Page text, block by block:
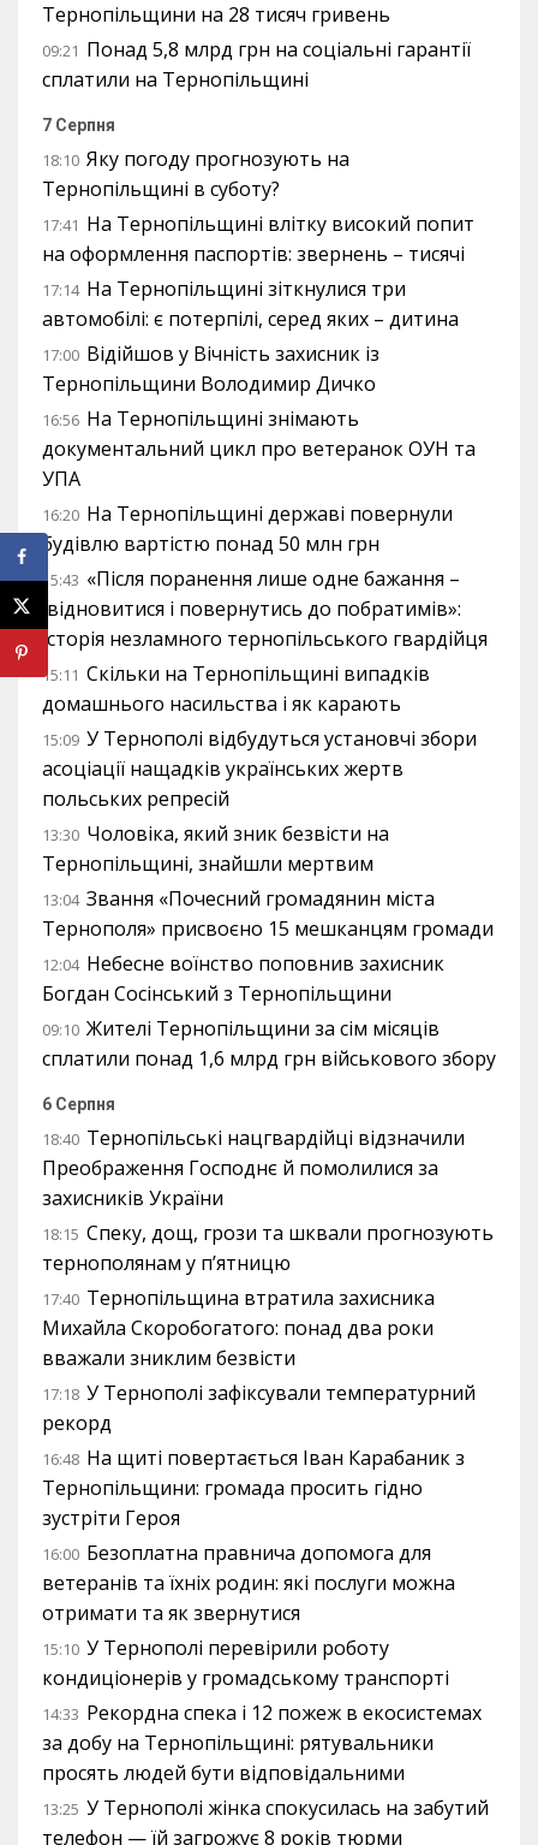
Тернопільщини на 28 тисяч гривень
09:21 Понад 5,8 млрд грн на соціальні гарантії
сплатили на Тернопільщині
7 Серпня
18:10 Яку погоду прогнозують на
Тернопільщині в суботу?
17:41 На Тернопільщині влітку високий попит
на оформлення паспортів: звернень – тисячі
17:14 На Тернопільщині зіткнулися три
автомобілі: є потерпілі, серед яких – дитина
17:00 Відійшов у Вічність захисник із
Тернопільщини Володимир Дичко
16:56 На Тернопільщині знімають
документальний цикл про ветеранок ОУН та
УПА
16:20 На Тернопільщині державі повернули
будівлю вартістю понад 50 млн грн
15:43 «Після поранення лише одне бажання –
відновитися і повернутись до побратимів»:
історія незламного тернопільського гвардійця
15:11 Скільки на Тернопільщині випадків
домашнього насильства і як карають
15:09 У Тернополі відбудуться установчі збори
асоціації нащадків українських жертв
польських репресій
13:30 Чоловіка, який зник безвісти на
Тернопільщині, знайшли мертвим
13:04 Звання «Почесний громадянин міста
Тернополя» присвоєно 15 мешканцям громади
12:04 Небесне воїнство поповнив захисник
Богдан Сосінський з Тернопільщини
09:10 Жителі Тернопільщини за сім місяців
сплатили понад 1,6 млрд грн військового збору
6 Серпня
18:40 Тернопільські нацгвардійці відзначили
Преображення Господнє й помолилися за
захисників України
18:15 Спеку, дощ, грози та шквали прогнозують
тернополянам у п’ятницю
17:40 Тернопільщина втратила захисника
Михайла Скоробогатого: понад два роки
вважали зниклим безвісти
17:18 У Тернополі зафіксували температурний
рекорд
16:48 На щиті повертається Іван Карабаник з
Тернопільщини: громада просить гідно
зустріти Героя
16:00 Безоплатна правнича допомога для
ветеранів та їхніх родин: які послуги можна
отримати та як звернутися
15:10 У Тернополі перевірили роботу
кондиціонерів у громадському транспорті
14:33 Рекордна спека і 12 пожеж в екосистемах
за добу на Тернопільщині: рятувальники
просять людей бути відповідальними
13:25 У Тернополі жінка спокусилась на забутий
телефон — їй загрожує 8 років тюрми